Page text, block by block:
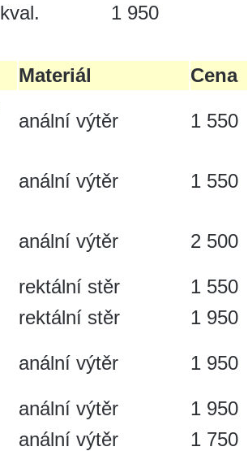
kval. 1 950
Materiál
Cena
anální výtěr 1 550
anální výtěr 1 550
anální výtěr 2 500
rektální stěr
1 550
rektální stěr
1 950
anální výtěr 1 950
anální výtěr
1 950
anální výtěr
1 750